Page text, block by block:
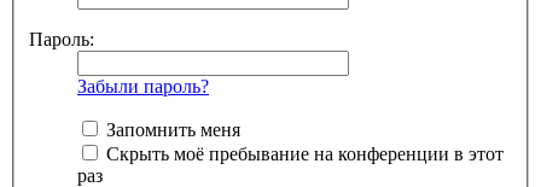
Пароль:
Забыли пароль?
Запомнить меня
Скрыть моё пребывание на конференции в этот
раз